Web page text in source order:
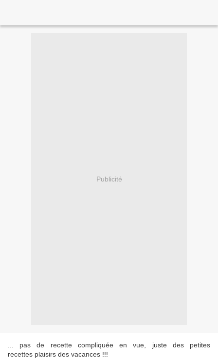
Publicité
... pas de recette compliquée en vue, juste des petites
recettes plaisirs des vacances !!!